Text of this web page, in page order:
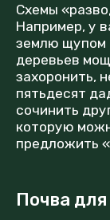
Схемы
Например, у
землю щупом
деревьев
захоронить,
пятьдесят
сочинить
которую
предложить
Почва